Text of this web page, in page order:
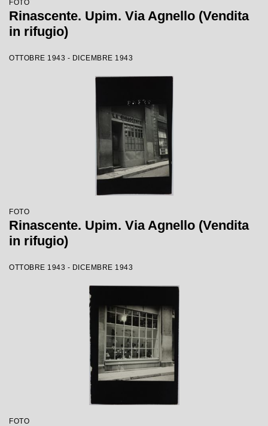
FOTO
Rinascente. Upim. Via Agnello (Vendita
in rifugio)
OTTOBRE 1943 - DICEMBRE 1943
FOTO
Rinascente. Upim. Via Agnello (Vendita
in rifugio)
OTTOBRE 1943 - DICEMBRE 1943
FOTO